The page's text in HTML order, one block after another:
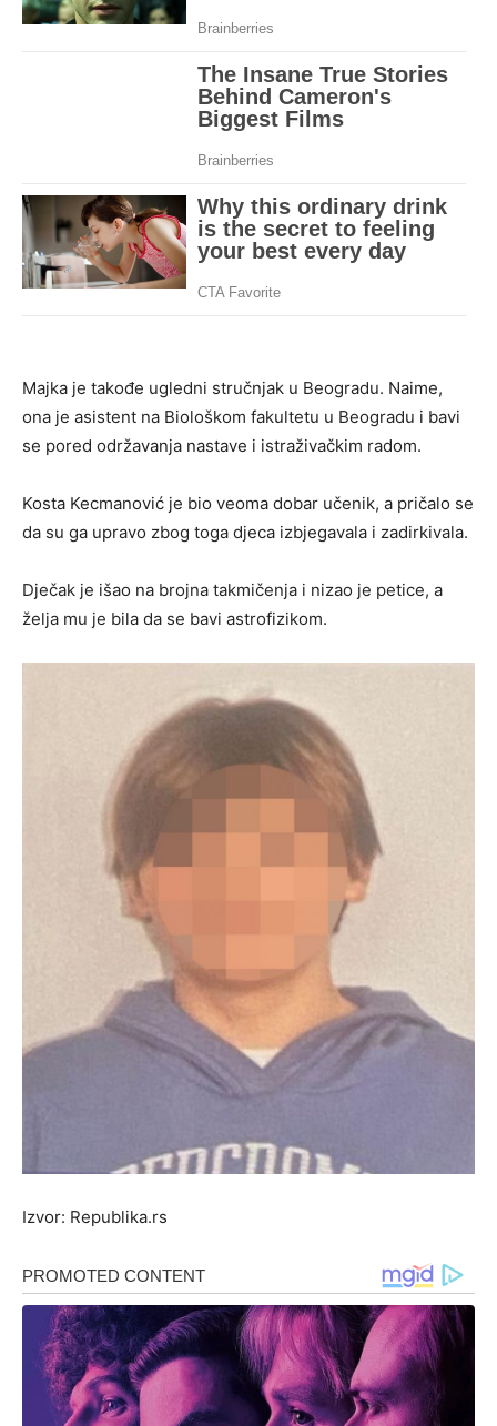
Majka je takođe ugledni stručnjak u Beogradu. Naime,
ona je asistent na Biološkom fakultetu u Beogradu i bavi
se pored održavanja nastave i istraživačkim radom.
Kosta Kecmanović je bio veoma dobar učenik, a pričalo se
da su ga upravo zbog toga djeca izbjegavala i zadirkivala.
Dječak je išao na brojna takmičenja i nizao je petice, a
želja mu je bila da se bavi astrofizikom.
Izvor: Republika.rs